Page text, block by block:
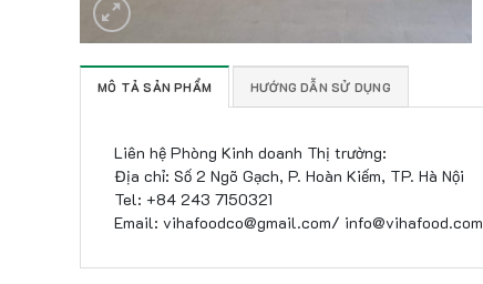
MÔ TẢ SẢN PHẨM HƯỚNG DẪN SỬ DỤNG
Liên hệ Phòng Kinh doanh Thị trường:
Địa chỉ: Số 2 Ngõ Gạch, P. Hoàn Kiếm, TP. Hà Nội
Tel: +84 243 7150321
Email: vihafoodco@gmail.com/ info@vihafood.com